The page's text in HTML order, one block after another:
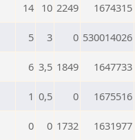
14 10 2249 1674315
5 3 0 530014026
6 3,5 1849 1647733
1 0,5 0 1675516
0 0 1732 1631977